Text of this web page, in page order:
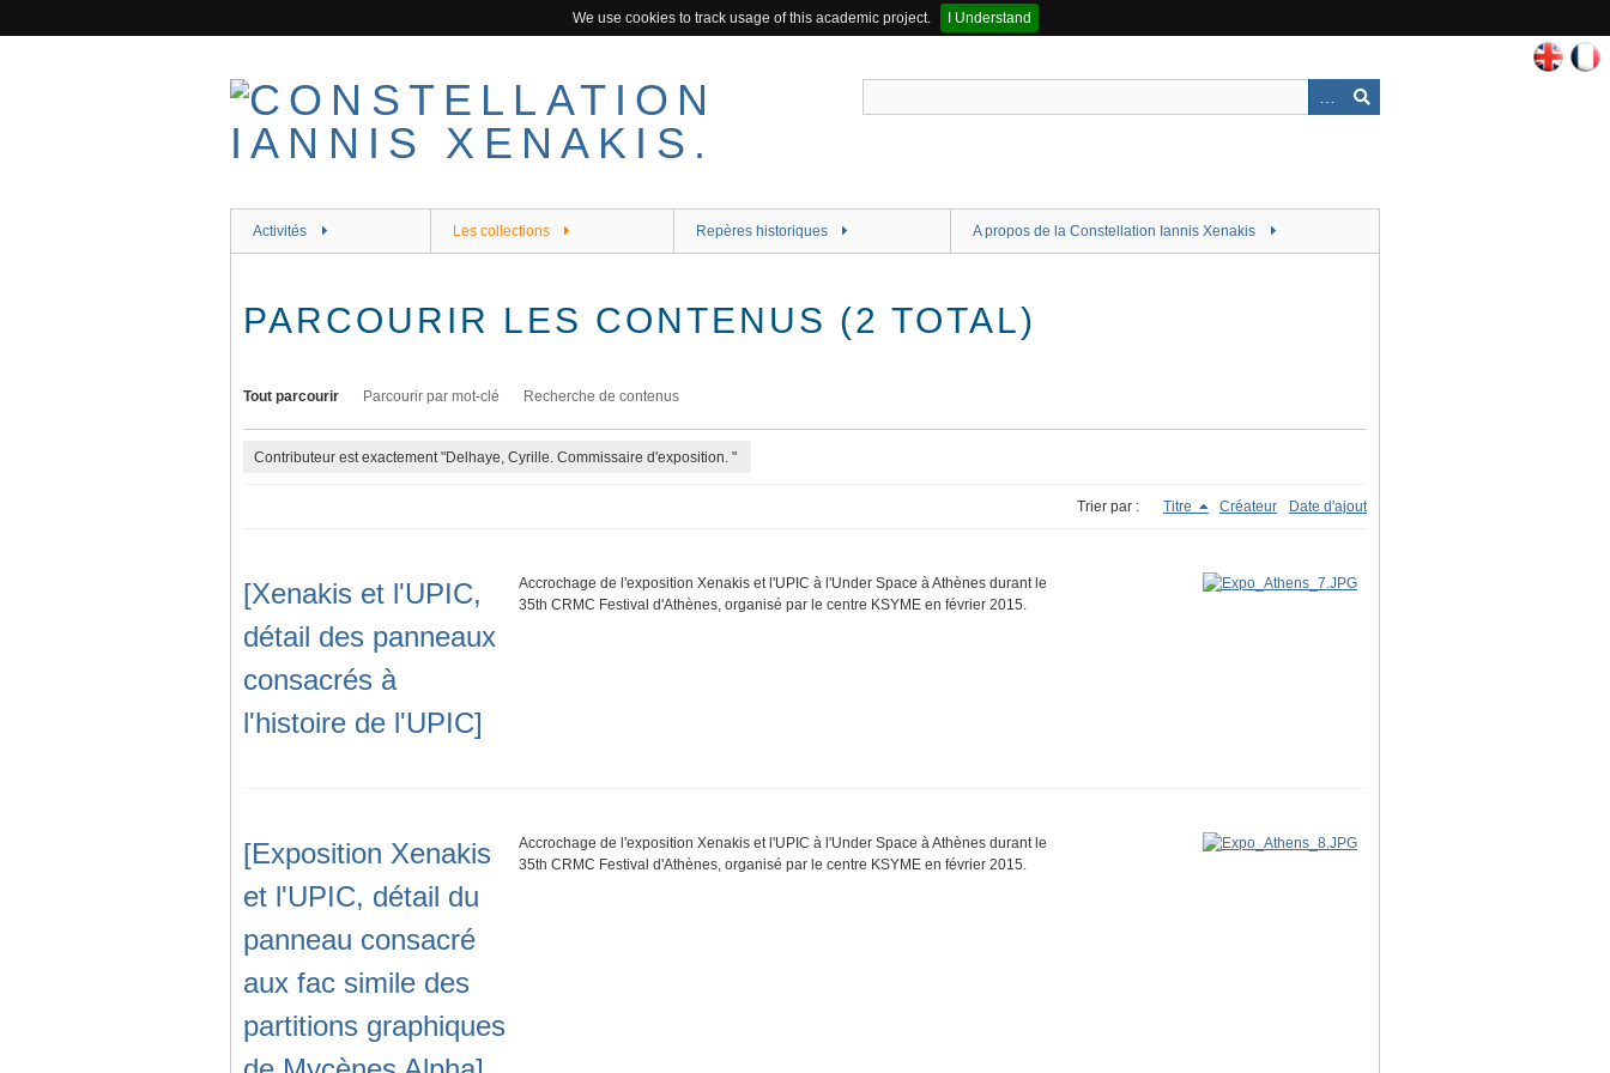
We use cookies to track usage of this academic project.
I Understand
Activités Les collections Repères historiques A propos de la Constellation Iannis Xenakis
PARCOURIR LES CONTENUS (2 TOTAL)
Tout parcourir Parcourir par mot-clé Recherche de contenus
Contributeur est exactement "Delhaye, Cyrille. Commissaire d'exposition. "
Trier par : Titre Créateur Date d'ajout
[Xenakis et l'UPIC,
détail des panneaux
consacrés à
l'histoire de l'UPIC]
Accrochage de l'exposition Xenakis et l'UPIC à l'Under Space à Athènes durant le
35th CRMC Festival d'Athènes, organisé par le centre KSYME en février 2015.
[Exposition Xenakis
et l'UPIC, détail du
panneau consacré
aux fac simile des
partitions graphiques
Accrochage de l'exposition Xenakis et l'UPIC à l'Under Space à Athènes durant le
35th CRMC Festival d'Athènes, organisé par le centre KSYME en février 2015.